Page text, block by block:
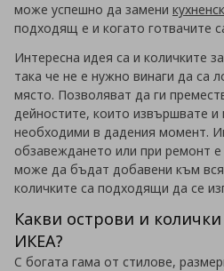
може успешно да замени
подходящ е и когато готвачите
Интересна идея са и количките
така че не е нужно винаги да са
място. Позволяват да ги
дейностите, които извършвате
необходими в дадения момент.
обзавеждането или при ремонт
може да бъдат добавени към
количките са подходящи да се
Какви острови и
ИКЕА?
С богата гама от стилове,